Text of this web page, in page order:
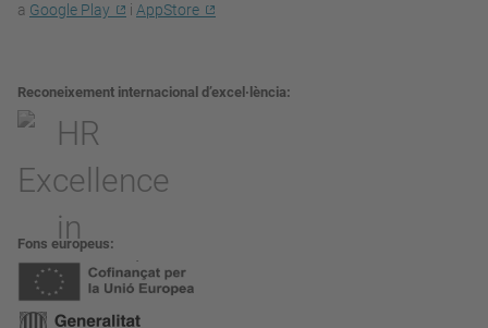
a Google Play i AppStore
Reconeixement internacional d’excel·lència
Fons europeus